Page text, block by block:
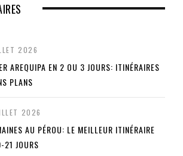
2026
AREQUIPA EN 2 OU 3 JOURS: ITINÉRAIRES
PLANS
2026
AU PÉROU: LE MEILLEUR ITINÉRAIRE
21 JOURS